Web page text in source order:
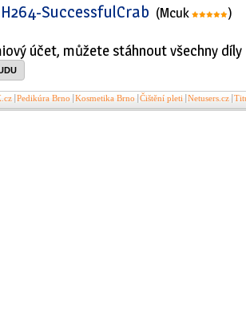
SuccessfulCrab (Mcuk )
účet, můžete stáhnout všechny díly
Pedikúra Brno Kosmetika Brno Čištění pleti Netusers.cz